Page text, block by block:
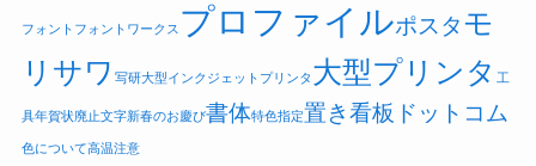
フォント フォントワークス プロファイルポスタモ
リサワ 写研大型インクジェットプリンタ 大型プリンタ 工
具年賀状廃止文字新春のお慶び書体特色指定置き看板ドットコム
色について高温注意